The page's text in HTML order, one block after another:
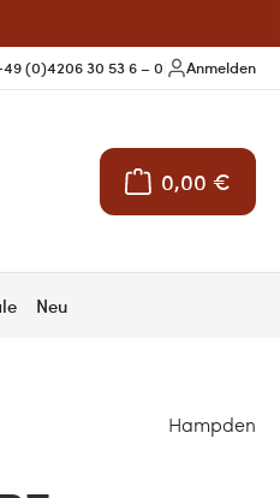
(0)4206 30 53 6 – 0 Anmelden
0,00 €
Warenkorb
Neu
Hampden